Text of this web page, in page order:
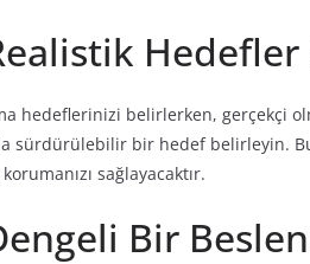
hedeflerinizi belirlerken, gerçekçi
sürdürülebilir bir hedef belirleyin.
sağlayacaktır.
Bir